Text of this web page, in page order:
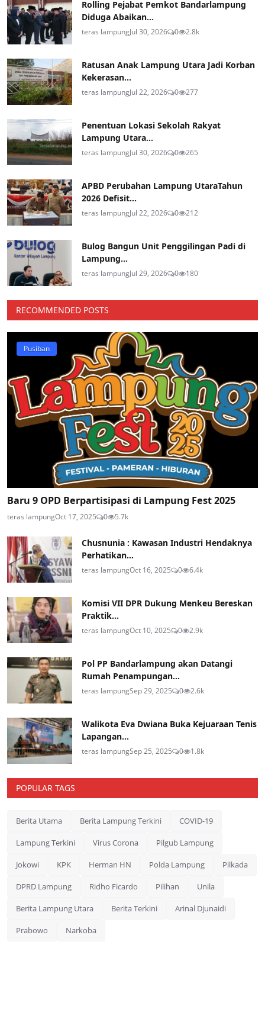
Rolling Pejabat Pemkot Bandarlampung
Diduga Abaikan...
teras lampungJul 30, 2026 0 2.8k
Ratusan Anak Lampung Utara Jadi Korban
Kekerasan...
teras lampungJul 22, 2026 0 277
Penentuan Lokasi Sekolah Rakyat
Lampung Utara...
teras lampungJul 30, 2026 0 265
APBD Perubahan Lampung UtaraTahun
2026 Defisit...
teras lampungJul 22, 2026 0 212
Bulog Bangun Unit Penggilingan Padi di
Lampung...
teras lampungJul 29, 2026 0 180
RECOMMENDED POSTS
Pusiban
Baru 9 OPD Berpartisipasi di Lampung Fest 2025
teras lampungOct 17, 2025 0 5.7k
Chusnunia : Kawasan Industri Hendaknya
Perhatikan...
teras lampungOct 16, 2025 0 6.4k
Komisi VII DPR Dukung Menkeu Bereskan
Praktik...
teras lampungOct 10, 2025 0 2.9k
Pol PP Bandarlampung akan Datangi
Rumah Penampungan...
teras lampungSep 29, 2025 0 2.6k
Walikota Eva Dwiana Buka Kejuaraan Tenis
Lapangan...
teras lampungSep 25, 2025 0 1.8k
POPULAR TAGS
Berita Utama Berita Lampung Terkini COVID-19
Lampung Terkini Virus Corona Pilgub Lampung
Jokowi KPK Herman HN Polda Lampung Pilkada
DPRD Lampung Ridho Ficardo Pilihan Unila
Berita Lampung Utara Berita Terkini Arinal Djunaidi
Prabowo Narkoba